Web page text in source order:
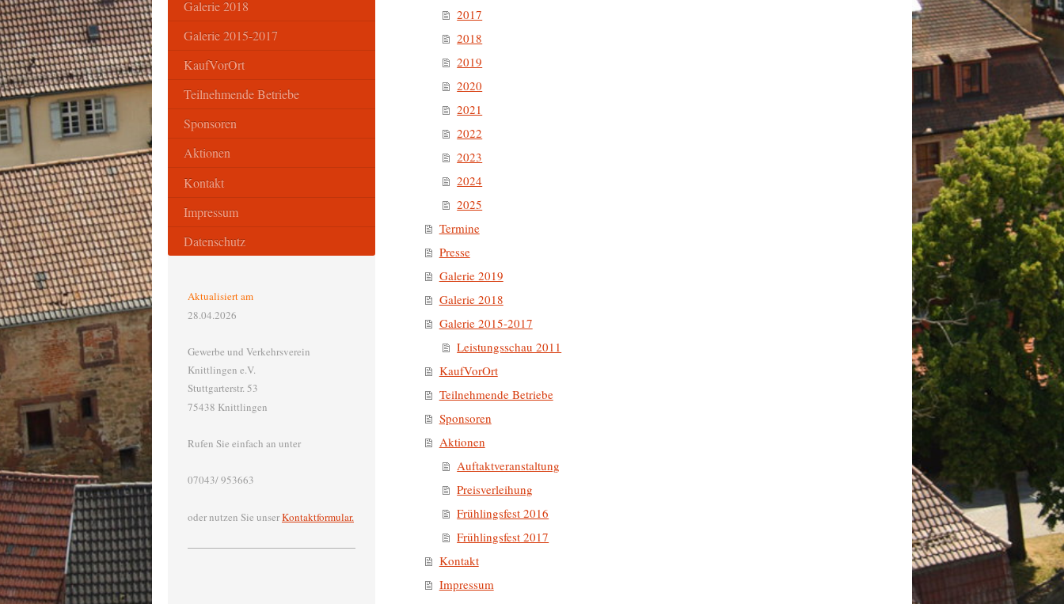
2017
2018
2019
2020
2021
2022
2023
2024
2025
Termine
Presse
Galerie 2019
Galerie 2018
Galerie 2015-2017
Leistungsschau 2011
KaufVorOrt
Teilnehmende Betriebe
Sponsoren
Aktionen
Auftaktveranstaltung
Preisverleihung
Frühlingsfest 2016
Frühlingsfest 2017
Kontakt
Impressum
Galerie 2018
Galerie 2015-2017
KaufVorOrt
Teilnehmende Betriebe
Sponsoren
Aktionen
Kontakt
Impressum
Datenschutz
Aktualisiert am
28.04.2026
Gewerbe und Verkehrsverein
Knittlingen e.V.
Stuttgarterstr. 53
75438 Knittlingen
Rufen Sie einfach an unter
07043/ 953663
oder nutzen Sie unserKontaktformular.